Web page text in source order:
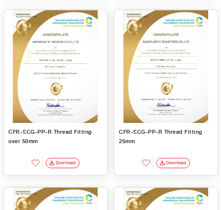
CFR-SCG-PP-R Thread Fitting
over 50mm
Download
CFR-SCG-PP-R Thread Fitting
25mm
Download